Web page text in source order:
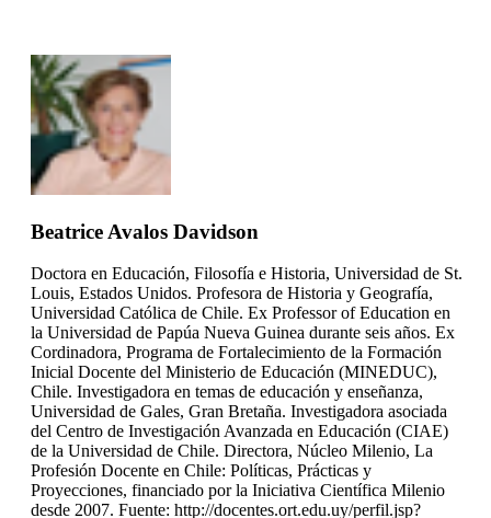
Beatrice Avalos Davidson
Doctora en Educación, Filosofía e Historia, Universidad de St.
Louis, Estados Unidos. Profesora de Historia y Geografía,
Universidad Católica de Chile. Ex Professor of Education en
la Universidad de Papúa Nueva Guinea durante seis años. Ex
Cordinadora, Programa de Fortalecimiento de la Formación
Inicial Docente del Ministerio de Educación (MINEDUC),
Chile. Investigadora en temas de educación y enseñanza,
Universidad de Gales, Gran Bretaña. Investigadora asociada
del Centro de Investigación Avanzada en Educación (CIAE)
de la Universidad de Chile. Directora, Núcleo Milenio, La
Profesión Docente en Chile: Políticas, Prácticas y
Proyecciones, financiado por la Iniciativa Científica Milenio
desde 2007. Fuente: http://docentes.ort.edu.uy/perfil.jsp?